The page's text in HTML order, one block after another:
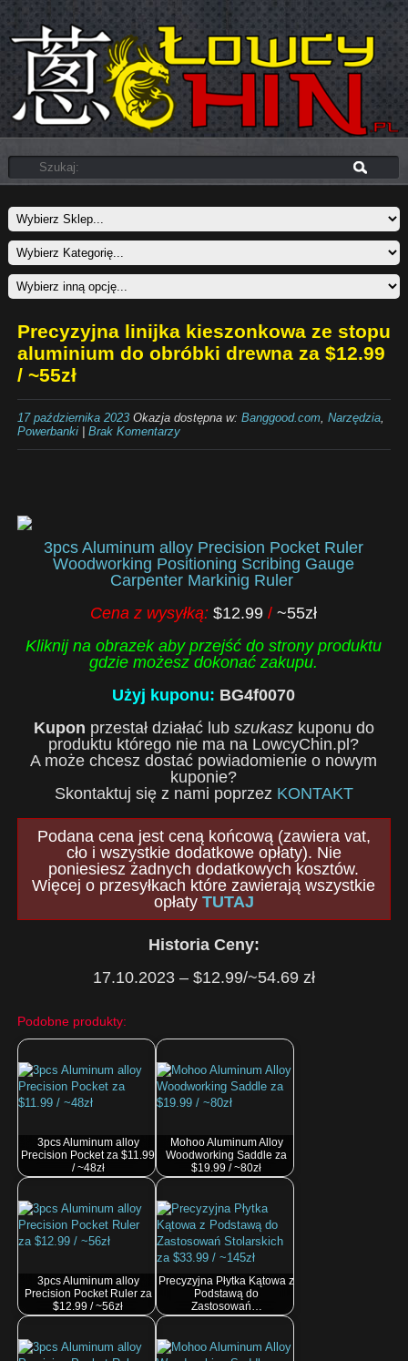
Precyzyjna linijka kieszonkowa ze stopu
aluminium do obróbki drewna za $12.99
/ ~55zł
17 października 2023Okazja dostępna w: Banggood.com, Narzędzia,
Powerbanki| Brak Komentarzy
3pcs Aluminum alloy Precision Pocket Ruler
Woodworking Positioning Scribing Gauge
Carpenter Markinig Ruler
Cena z wysyłką:$12.99/~55zł
Kliknij na obrazek aby przejść do strony produktu
gdzie możesz dokonać zakupu.
Użyj kuponu: BG4f0070
Kupon przestał działać lub szukaszkuponu do
produktu którego nie ma na LowcyChin.pl?
A może chcesz dostać powiadomienie o nowym
kuponie?
Skontaktuj się z nami poprzez KONTAKT
Podana cena jest ceną końcową (zawiera vat,
cło i wszystkie dodatkowe opłaty). Nie
poniesiesz żadnych dodatkowych kosztów.
Więcej o przesyłkach które zawierają wszystkie
opłaty TUTAJ
Historia Ceny:
17.10.2023 – $12.99/~54.69 zł
Podobne produkty:
3pcs Aluminum alloy
Precision Pocket za $11.99
/ ~48zł
Mohoo Aluminum Alloy
Woodworking Saddle za
$19.99 / ~80zł
3pcs Aluminum alloy
Precision Pocket Ruler za
$12.99 / ~56zł
Precyzyjna Płytka Kątowa z
Podstawą do
Zastosowań…